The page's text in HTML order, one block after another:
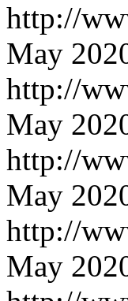
http://
May
http://
May
http://
May
http://
May